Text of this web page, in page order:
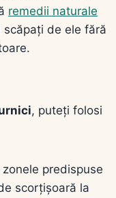
remedii naturale
de ele fără
, puteți folosi
predispuse
scorțișoară la